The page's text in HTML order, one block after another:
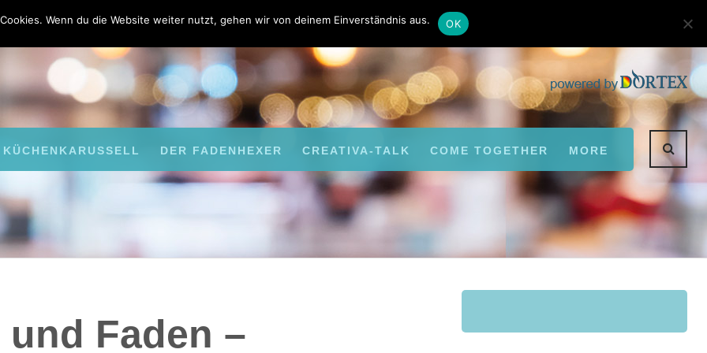
Autoren
KÜCHENKARUSSELL DER FADENHEXER CREATIVA-TALK COME TOGETHER MORE
Faden –
Wenn du die Website weiter nutzt, gehen wir von deinem Einverständnis aus. OK